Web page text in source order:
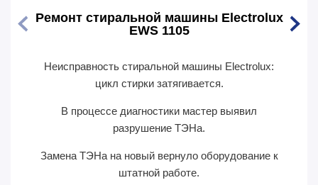
Ремонт стиральной машины Electrolux
EWS 1105
Неисправность стиральной машины Electrolux:
цикл стирки затягивается.
В процессе диагностики мастер выявил
разрушение ТЭНа.
Замена ТЭНа на новый вернуло оборудование к
штатной работе.